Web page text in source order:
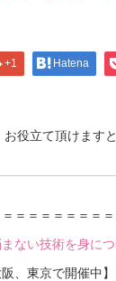
+1 Hatena
役立て頂けますと
＝＝＝＝＝＝＝
ない技術を身に
、東京で開催中】